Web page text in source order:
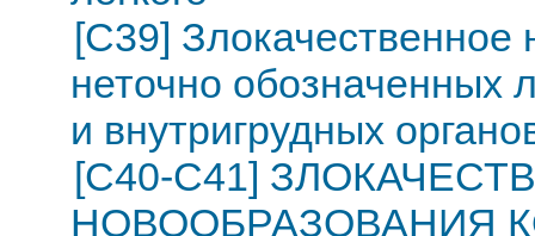
[C39] Злокачественное
неточно обозначенных
и внутригрудных
[C40-C41]
НОВООБРАЗОВАНИЯ